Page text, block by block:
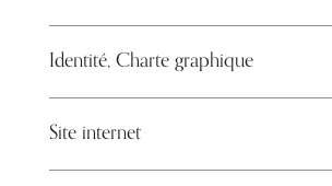
Identité, Charte graphique
Site internet